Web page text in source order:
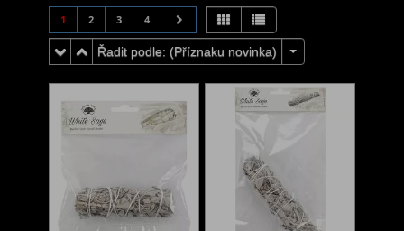
1 2 3 4
Řadit podle: (Příznaku novinka)